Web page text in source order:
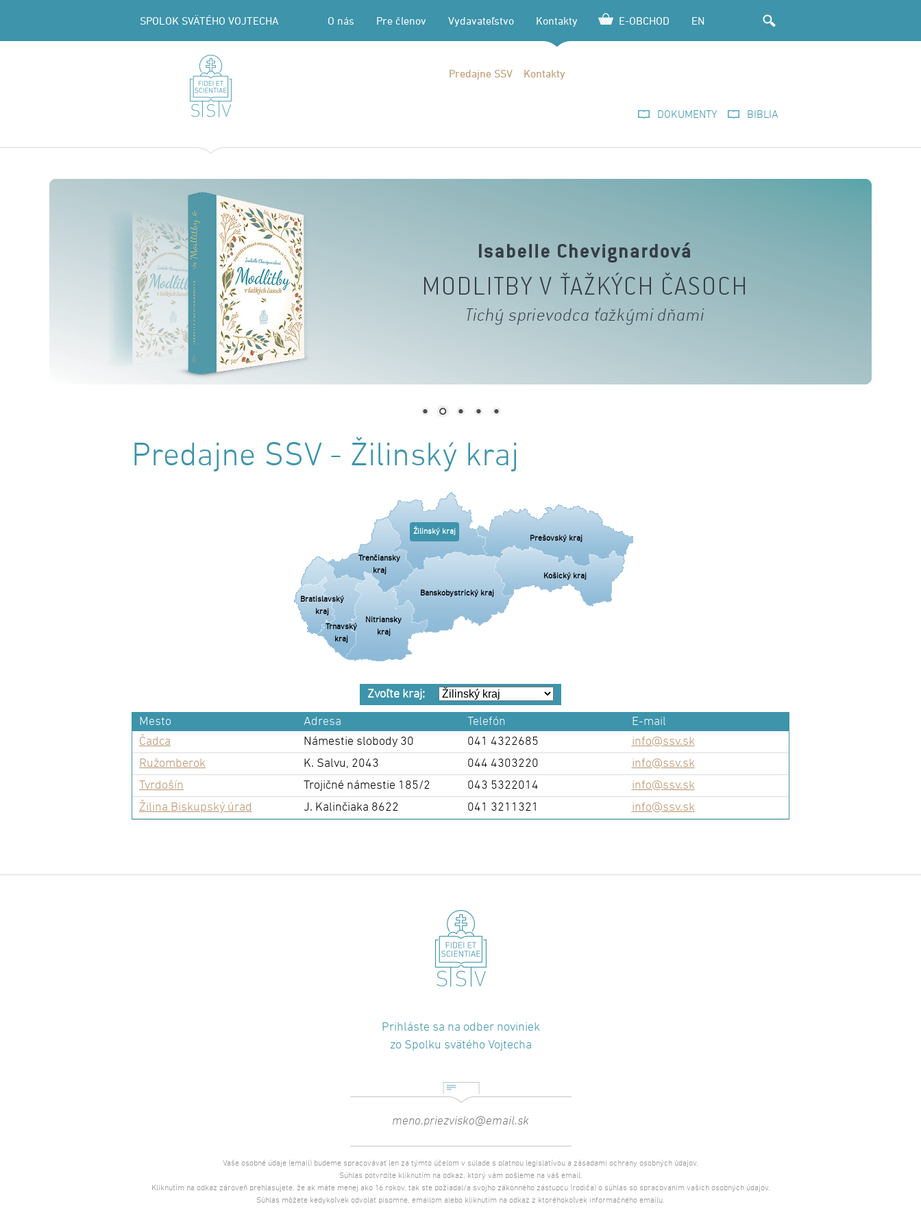
SPOLOK SVÄTÉHO VOJTECHA
DOKUMENTY BIBLIA
O nás Pre členov Vydavateľstvo Kontakty
Predajne SSV Kontakty
E-OBCHOD EN
Predajne SSV - Žilinský kraj
Banskobystrický kraj
Bratislavský
kraj
Košický kraj
Nitriansky
kraj
Prešovský kraj
Trenčiansky
kraj
Trnavský
kraj
Žilinský kraj
Zvoľte kraj:
Mesto
Adresa Telefón
E-mail
Čadca
Námestie slobody 30 041 4322685
info@ssv.sk
Ružomberok
K. Salvu, 2043 044 4303220
info@ssv.sk
Tvrdošín
Trojičné námestie 185/2 043 5322014
info@ssv.sk
Žilina Biskupský úrad
J. Kalinčiaka 8622 041 3211321 info@ssv.sk
Prihláste sa na odber noviniek
zo Spolku svätého Vojtecha
Vaše osobné údaje (email) budeme spracovávať len za týmto účelom v súlade s platnou legislatívou a zásadami ochrany osobných údajov.
Súhlas potvrdíte kliknutím na odkaz, ktorý vám pošleme na váš email.
Kliknutím na odkaz zároveň prehlasujete, že ak máte menej ako 16 rokov, tak ste požiadal/a svojho zákonného zástupcu (rodiča) o súhlas so spracovaním vašich osobných údajov.
Súhlas môžete kedykoľvek odvolať písomne, emailom alebo kliknutím na odkaz z ktoréhokoľvek informačného emailu.